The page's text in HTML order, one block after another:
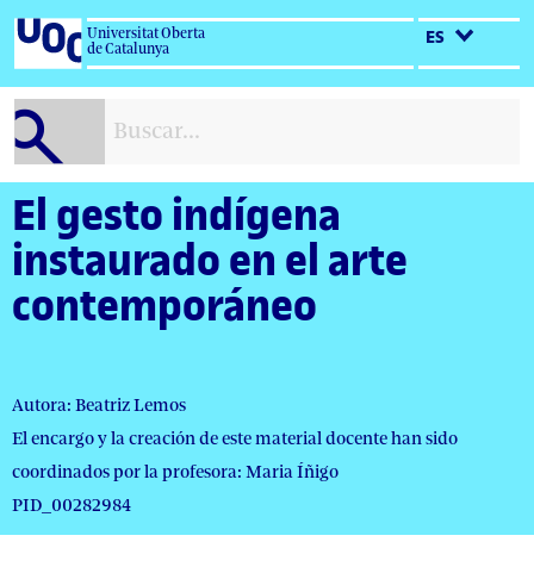
Salta
contenido
Universitat Oberta
de Catalunya
ES
El gesto indígena
instaurado en el arte
contemporáneo
Autora: Beatriz Lemos
El encargo y la creación de este material docente han sido
coordinados por la profesora: Maria Íñigo
PID_00282984